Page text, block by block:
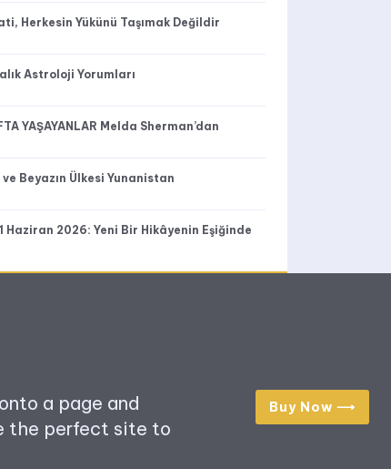
Herkesin Yükünü Taşımak Değildir
Astroloji Yorumları
YAŞAYANLAR Melda Sherman’dan
ve Beyazın Ülkesi Yunanistan
Haziran 2026: Yeni Bir Hikâyenin Eşiğinde
a page and
the perfect site to
Buy Now ⟶